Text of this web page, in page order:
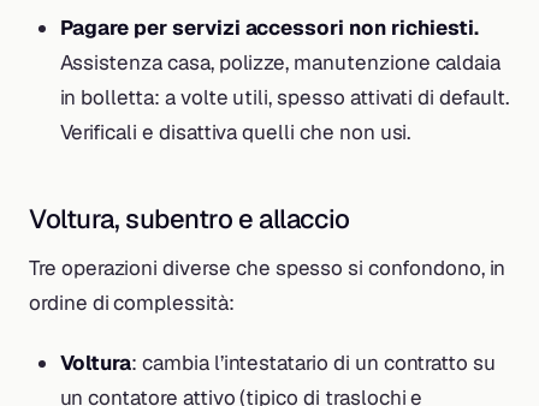
Pagare per servizi accessori non richiesti.
Assistenza casa, polizze, manutenzione caldaia
in bolletta: a volte utili, spesso attivati di default.
Verificali e disattiva quelli che non usi.
Voltura, subentro e allaccio
Tre operazioni diverse che spesso si confondono, in
ordine di complessità:
Voltura: cambia l’intestatario di un contratto su
un contatore attivo (tipico di traslochi e